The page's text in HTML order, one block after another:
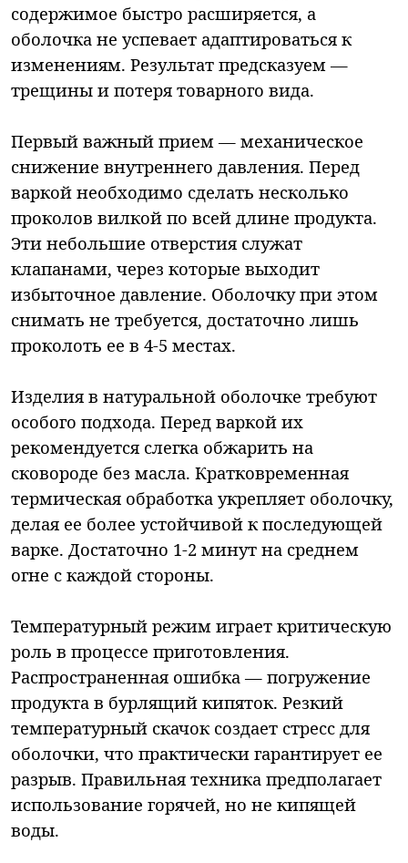
содержимое быстро расширяется, а
оболочка не успевает адаптироваться к
изменениям. Результат предсказуем —
трещины и потеря товарного вида.
Первый важный прием — механическое
снижение внутреннего давления. Перед
варкой необходимо сделать несколько
проколов вилкой по всей длине продукта.
Эти небольшие отверстия служат
клапанами, через которые выходит
избыточное давление. Оболочку при этом
снимать не требуется, достаточно лишь
проколоть ее в 4-5 местах.
Изделия в натуральной оболочке требуют
особого подхода. Перед варкой их
рекомендуется слегка обжарить на
сковороде без масла. Кратковременная
термическая обработка укрепляет оболочку,
делая ее более устойчивой к последующей
варке. Достаточно 1-2 минут на среднем
огне с каждой стороны.
Температурный режим играет критическую
роль в процессе приготовления.
Распространенная ошибка — погружение
продукта в бурлящий кипяток. Резкий
температурный скачок создает стресс для
оболочки, что практически гарантирует ее
разрыв. Правильная техника предполагает
использование горячей, но не кипящей
воды.